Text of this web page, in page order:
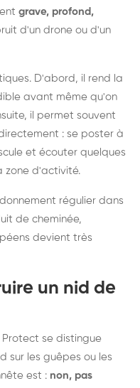
grave, profond,
d'un drone ou d'un
D'abord, il rend la
avant même qu'on
il permet souvent
: se poster à
et écouter quelques
zone d'activité.
régulier dans
de cheminée,
devient très
un nid de
se distingue
sur les guêpes ou les
est : non, pas